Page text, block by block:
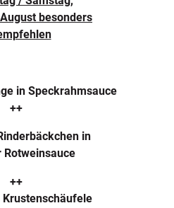
besonders
in Speckrahmsauce
++
in
++
Krustenschäufele